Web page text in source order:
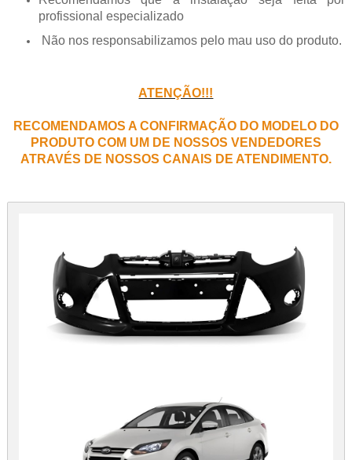
profissional especializado
Não nos responsabilizamos pelo mau uso do produto.
ATENÇÃO!!!
RECOMENDAMOS A CONFIRMAÇÃO DO MODELO DO
PRODUTO COM UM DE NOSSOS VENDEDORES
ATRAVÉS DE NOSSOS CANAIS DE ATENDIMENTO.